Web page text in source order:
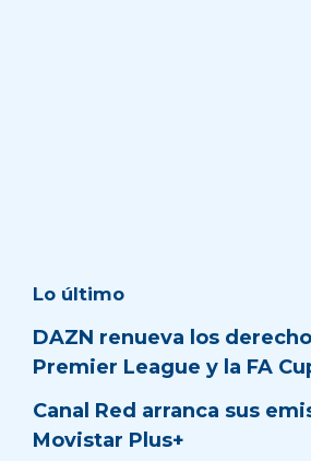
Lo último
DAZN renueva los
Premier League y la FA
Canal Red arranca sus
Movistar Plus+